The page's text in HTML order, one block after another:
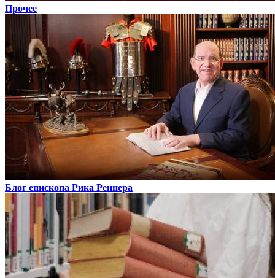
Прочее
Блог епископа Рика Реннера